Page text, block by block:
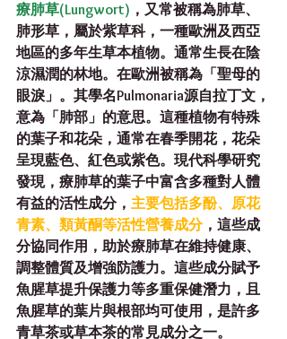
療肺草(Lungwort) ，又常被稱為肺草、
肺形草，屬於紫草科，一種歐洲及西亞
地區的多年生草本植物。通常生長在陰
涼濕潤的林地。在歐洲被稱為「聖母的
眼淚」。其學名Pulmonaria源自拉丁文，
意為「肺部」的意思。這種植物有特殊
的葉子和花朵，通常在春季開花，花朵
呈現藍色、紅色或紫色。現代科學研究
發現，療肺草的葉子中富含多種對人體
有益的活性成分， 主要包括多酚、原花
青素、類黃酮等活性營養成分，這些成
分協同作用，助於療肺草在維持健康、
調整體質及增強防護力。這些成分賦予
魚腥草提升保護力等多重保健潛力，且
魚腥草的葉片與根部均可使用，是許多
青草茶或草本茶的常見成分之一。